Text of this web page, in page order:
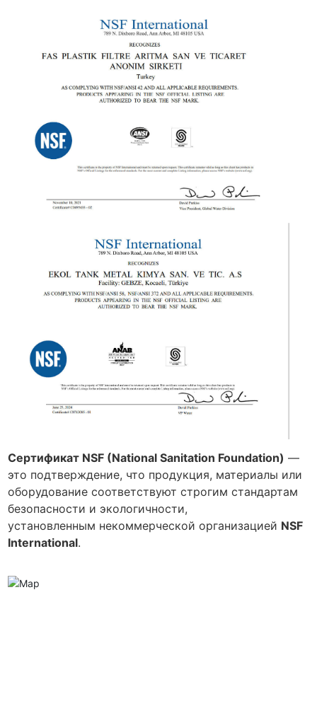
Сертификат NSF (National Sanitation Foundation) —
это подтверждение, что продукция, материалы или
оборудование соответствуют строгим стандартам
безопасности и экологичности,
установленным некоммерческой организацией NSF
International.